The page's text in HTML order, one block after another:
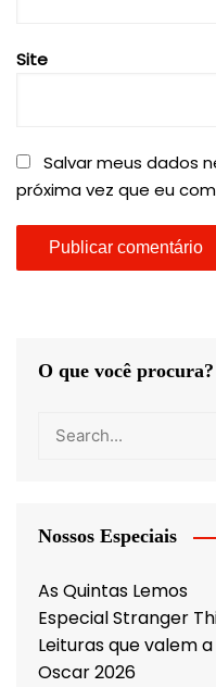
Site
Salvar meus dados
próxima vez que eu
O que você procura?
Nossos Especiais
As Quintas Lemos
Especial Stranger
Leituras que valem
Oscar 2026